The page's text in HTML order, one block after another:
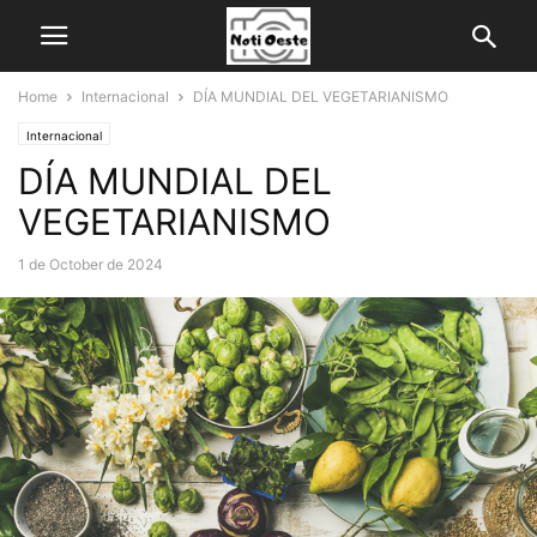
Home Internacional DÍA MUNDIAL DEL VEGETARIANISMO
Internacional
DÍA MUNDIAL DEL
VEGETARIANISMO
1 de October de 2024